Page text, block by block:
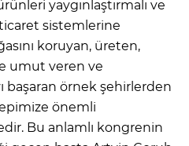
yaygınlaştırmalı ve
sistemlerine
koruyan, üreten,
umut veren ve
başaran örnek şehirlerden
önemli
Bu anlamlı kongrenin